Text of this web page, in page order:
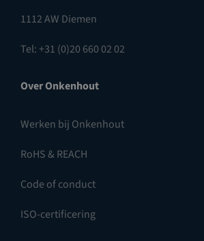
1112 AW Diemen
Tel: +31 (0)20 660 02 02
Over Onkenhout
Werken bij Onkenhout
RoHS & REACH
Code of conduct
ISO-certificering